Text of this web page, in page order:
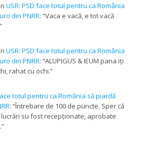
USR: PSD face totul pentru ca România
din PNRR: “Vaca e vacă, e tot vacă
”
USR: PSD face totul pentru ca România
din PNRR: “ALUPIGUS & IEUM pana iți
rahat cu ochi.”
totul pentru ca România să piardă
: “Întrebare de 100 de puncte. Sper că
lucrări su fost recepționate, aprobate
”